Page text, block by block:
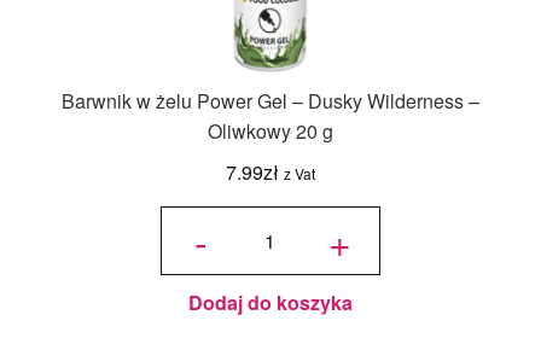
Barwnik w żelu Power Gel – Dusky Wilderness –
Oliwkowy 20 g
7.99zł z Vat
-
ilość
Gel -
Dusky
- Oliwkowy
20 g
+
Dodaj do koszyka